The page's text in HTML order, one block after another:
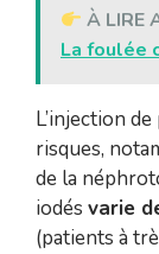
À LIRE
La foulée
L’injection
risques,
de la
iodés varie
(patients à